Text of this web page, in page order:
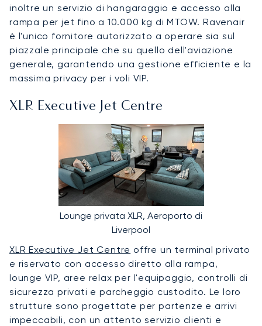
inoltre un servizio di hangaraggio e accesso alla
rampa per jet fino a 10.000 kg di MTOW. Ravenair
è l'unico fornitore autorizzato a operare sia sul
piazzale principale che su quello dell'aviazione
generale, garantendo una gestione efficiente e la
massima privacy per i voli VIP.
XLR Executive Jet Centre
Lounge privata XLR, Aeroporto di
Liverpool
XLR Executive Jet Centre offre un terminal privato
e riservato con accesso diretto alla rampa,
lounge VIP, aree relax per l'equipaggio, controlli di
sicurezza privati e parcheggio custodito. Le loro
strutture sono progettate per partenze e arrivi
impeccabili, con un attento servizio clienti e